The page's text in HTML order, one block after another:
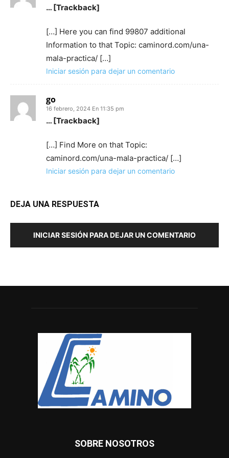
… [Trackback]
[…] Here you can find 99807 additional
Information to that Topic: caminord.com/una-
mala-practica/ […]
Iniciar sesión para dejar un comentario
go
16 febrero, 2024 En 11:35 pm
… [Trackback]
[…] Find More on that Topic:
caminord.com/una-mala-practica/ […]
Iniciar sesión para dejar un comentario
DEJA UNA RESPUESTA
INICIAR SESIÓN PARA DEJAR UN COMENTARIO
SOBRE NOSOTROS